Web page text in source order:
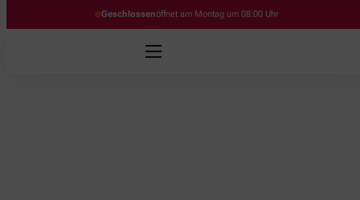
Geschlossenöffnet am Montag um 08:00 Uhr